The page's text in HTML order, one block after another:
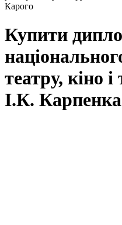
Карого
Купити
театру, кіно
І.К.